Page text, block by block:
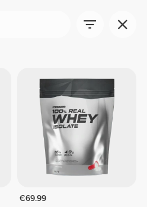
€69.99